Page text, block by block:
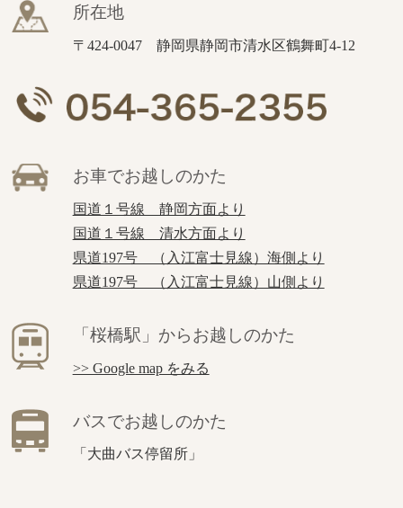
所在地
〒424-0047 静岡県静岡市清水区鶴舞町4-12
お車でお越しのかた
国道１号線 静岡方面より
国道１号線 清水方面より
県道197号 （入江富士見線）海側より
県道197号 （入江富士見線）山側より
「桜橋駅」からお越しのかた
>> Google map をみる
バスでお越しのかた
「大曲バス停留所」